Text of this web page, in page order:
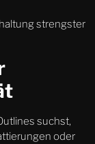
strengster
suchst,
oder